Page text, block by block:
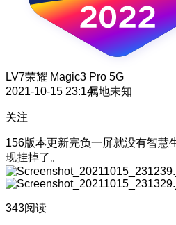
LV7荣耀 Magic3 Pro 5G
2021-10-15 23:14属地未知
关注
156版本更新完负一屏就没有智慧
现挂掉了。
343阅读